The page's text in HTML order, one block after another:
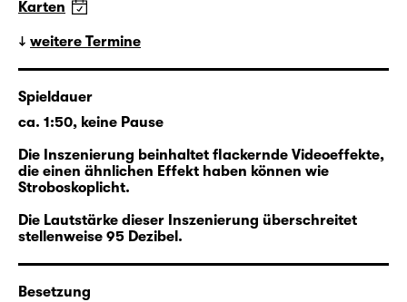
Der Fall Woyzeck
In Kooperation mit dem Schauspiel Leipzig
folgt ein Rundgang des Stadtgeschichtlichen
Museums Leipzig den Spuren und Stationen
des historischen Woyzeck in der Stadt.
mehr lesen
Karten
weitere Termine
Spieldauer
ca. 1:50, keine Pause
Die Inszenierung beinhaltet flackernde Videoeffekte,
die einen ähnlichen Effekt haben können wie
Stroboskoplicht.
Die Lautstärke dieser Inszenierung überschreitet
stellenweise 95 Dezibel.
Besetzung